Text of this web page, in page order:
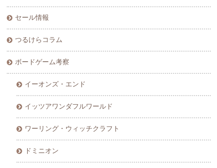
セール情報
つるけらコラム
ボードゲーム考察
イーオンズ・エンド
イッツアワンダフルワールド
ワーリング・ウィッチクラフト
ドミニオン